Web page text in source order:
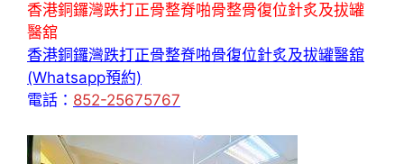
香港銅鑼灣跌打正骨整脊啪骨整骨復位針炙及拔罐
醫舘
香港銅鑼灣跌打正骨整脊啪骨復位針炙及拔罐醫舘
(Whatsapp預約)
電話： 852-25675767